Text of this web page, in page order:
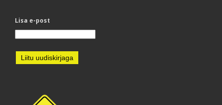
Lisa e-post
Liitu uudiskirjaga